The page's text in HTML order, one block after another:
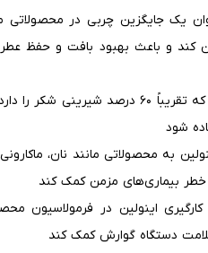
یک جایگزین چربی در محصولاتی
کند و باعث بهبود بافت و حفظ
: اینولین که تقریباً 60 درصد
شود
به محصولاتی مانند نان،
بیماری‌های مزمن کمک کند
اینولین در فرمولاسیون
دستگاه گوارش کمک کند